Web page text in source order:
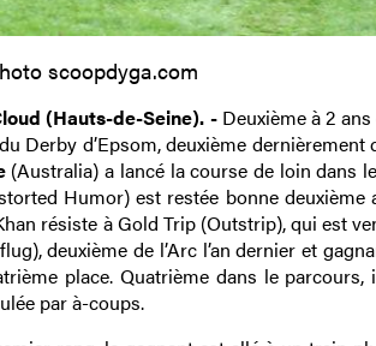
scoopdyga.com
(Hauts-de-Seine). - Deuxième à 2
Derby d’Epsom, deuxième
(Australia) a lancé la course de loin dans le
Humor) est restée bonne
résiste à Gold Trip (Outstrip), qui est
deuxième de l’Arc l’an dernier et
place. Quatrième dans le parcours,
par à-coups.